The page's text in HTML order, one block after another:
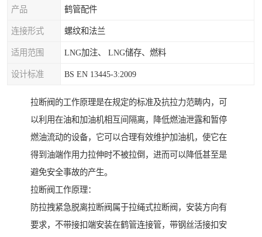
产品 鹤管配件
连接形式 螺纹和法兰
适用范围 LNG加注、 LNG储存、燃料
设计标准 BS EN 13445-3:2009
拉断阀的工作原理是在规定的标准及抗拉力范畴内，可
以利用在油和加油机相互间隔离，降低燃油泄露和暂停
燃油流动的设备，它可以合理有效维护加油机，使它在
得到油端作用力拉伸时不被拉倒，进而可以降低甚至是
避免安全事故的产生。
拉断阀工作原理：
防拉拽紧急脱离拉断阀属于拉绳式拉断阀，安装方向有
要求，不带接扣端安装在鹤管连接管，带钢丝活接扣安